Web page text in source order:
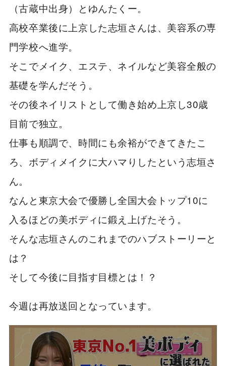
（古蔵中出身）とゆんたくー。
高校卒業後に上京した志垣さんは、美容系の専
門学校へ進学。
そこでメイク、エステ、ネイルなど美容全般の
基礎を学んだそう。
その後ネイリストとして働き始め上京し30歳
目前で独立。
仕事も順調で、時間にも余裕ができてきたこ
ろ、ボディメイクに大ハマりしたという志垣さ
ん。
なんと東京大会で優勝し全国大会トップ10に
入るほどの美ボディに鍛え上げたそう。
そんな志垣さんのこれまでのハブストーリーと
は？
そして今後に目指す目標とは！？
今週は再放送回となっています。